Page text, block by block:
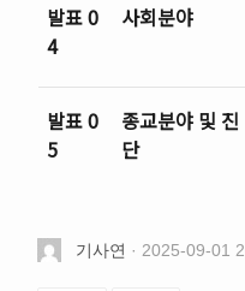
발표 0
4
사회분야
발표 0
5
종교분야 및 진
단
기사연 · 2025-09-01